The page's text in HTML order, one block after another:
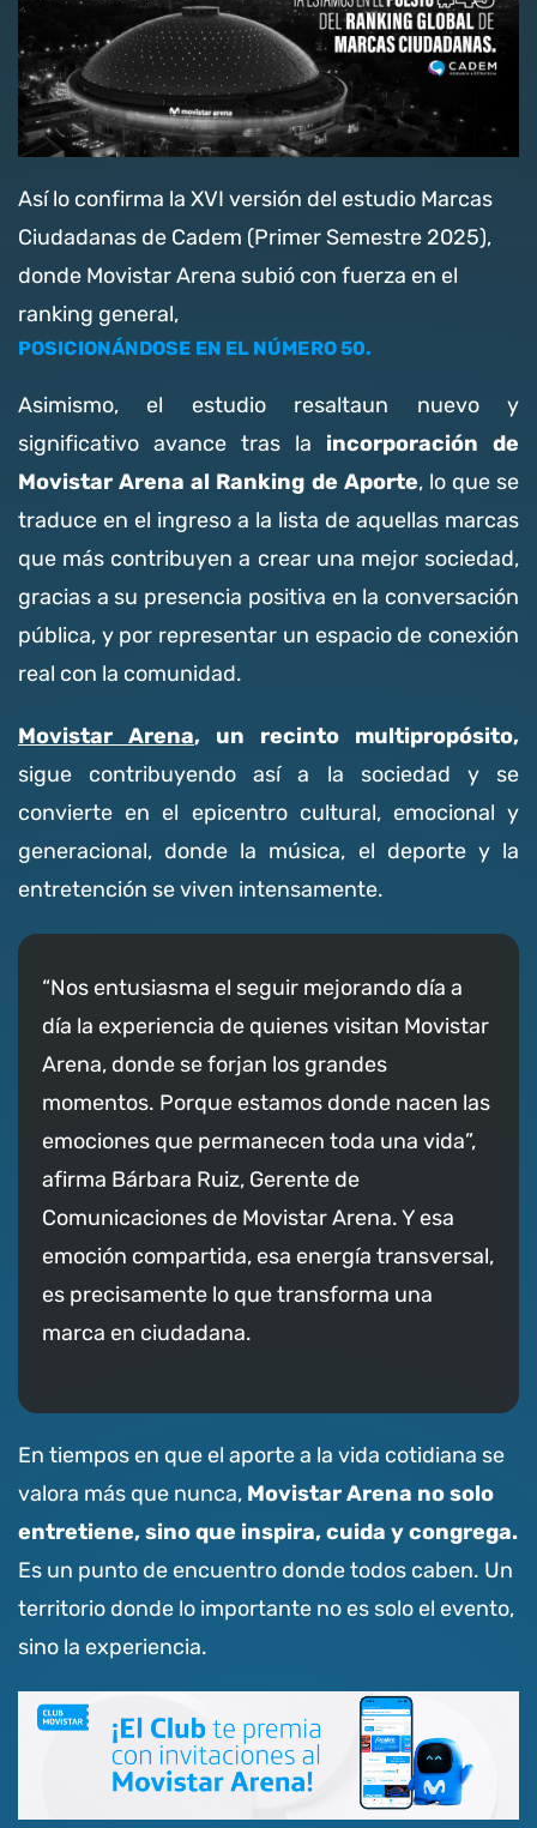
modo claro
Así lo confirma la XVI versión del estudio Marcas
Ciudadanas de Cadem (Primer Semestre 2025),
donde Movistar Arena subió con fuerza en el
ranking general,
POSICIONÁNDOSE EN EL NÚMERO 50.
Asimismo, el estudio resaltaun nuevo y
significativo avance tras la incorporación de
Movistar Arena al Ranking de Aporte, lo que se
traduce en el ingreso a la lista de aquellas marcas
que más contribuyen a crear una mejor sociedad,
gracias a su presencia positiva en la conversación
pública, y por representar un espacio de conexión
real con la comunidad.
Movistar Arena, un recinto multipropósito,
sigue contribuyendo así a la sociedad y se
convierte en el epicentro cultural, emocional y
generacional, donde la música, el deporte y la
entretención se viven intensamente.
“Nos entusiasma el seguir mejorando día a
día la experiencia de quienes visitan Movistar
Arena, donde se forjan los grandes
momentos. Porque estamos donde nacen las
emociones que permanecen toda una vida”,
afirma Bárbara Ruiz, Gerente de
Comunicaciones de Movistar Arena. Y esa
emoción compartida, esa energía transversal,
es precisamente lo que transforma una
marca en ciudadana.
En tiempos en que el aporte a la vida cotidiana se
valora más que nunca,Movistar Arena no solo
entretiene, sino que inspira, cuida y congrega.
Es un punto de encuentro donde todos caben. Un
territorio donde lo importante no es solo el evento,
sino la experiencia.